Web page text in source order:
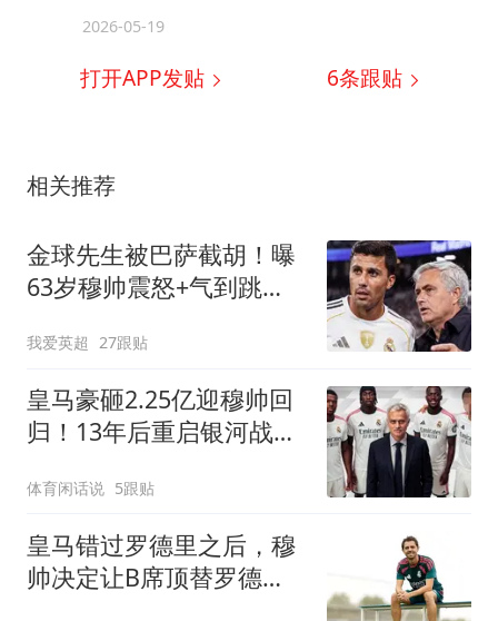
2026-05-19
打开APP发贴 6条跟贴
相关推荐
金球先生被巴萨截胡！曝
63岁穆帅震怒+气到跳
我爱英超 27跟贴
皇马豪砸2.25亿迎穆帅回
归！13年后重启银河战
体育闲话说 5跟贴
皇马错过罗德里之后，穆
帅决定让B席顶替罗德